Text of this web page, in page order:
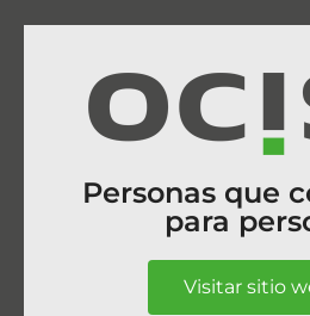
Personas que
para
Visitar sitio